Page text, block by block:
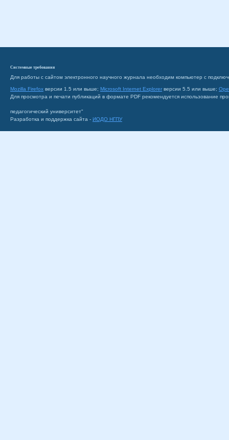
Системные требования
Для работы с сайтом электронного научного журнала необходим компьютер с
Mozilla Firefox версии 1.5 или выше; Microsoft Internet Explorer версии 5.5 или выше;
Для просмотра и печати публикаций в формате PDF рекомендуется использование
педагогический университет"
Разработка и поддержка сайта - ИОДО НГПУ